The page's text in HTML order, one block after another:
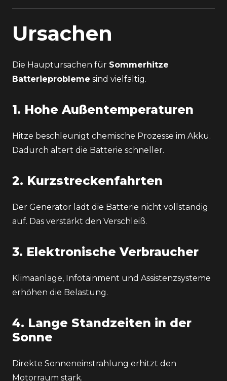
Ursachen
Die Hauptursachen für Sommerhitze
Batterieprobleme sind vielfältig.
1. Hohe Außentemperaturen
Hitze beschleunigt chemische Prozesse im Akku.
Dadurch altert die Batterie schneller.
2. Kurzstreckenfahrten
Der Generator lädt die Batterie nicht vollständig
auf. Das verstärkt den Verschleiß.
3. Elektronische Verbraucher
Klimaanlage, Infotainment und Assistenzsysteme
erhöhen die Belastung.
4. Lange Standzeiten in der
Sonne
Direkte Sonneneinstrahlung erhitzt den
Motorraum stark.